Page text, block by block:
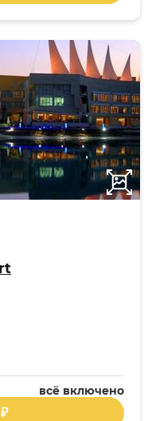
всё включено